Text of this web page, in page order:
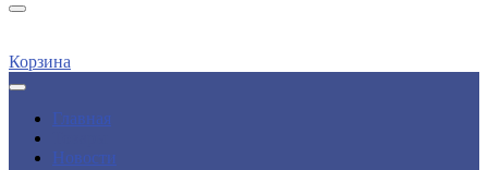
Корзина
Главная
Новости